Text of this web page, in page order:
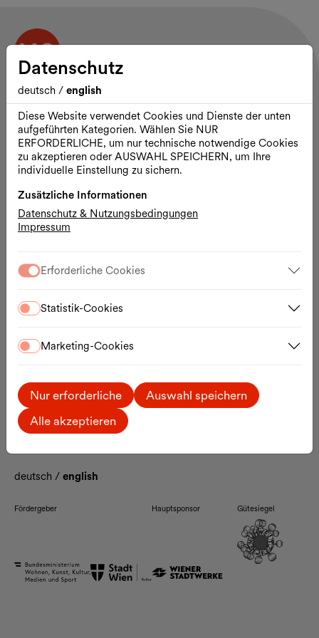
Datenschutz
deutsch / english
Diese Website verwendet Cookies und Dienste der unten
aufgeführten Kategorien. Wählen Sie NUR
ERFORDERLICHE, um nur technische notwendige Cookies
zu akzeptieren oder AUSWAHL SPEICHERN, um Ihre
individuelle Einstellung zu sichern.
Zusätzliche Informationen
Datenschutz & Nutzungsbedingungen
Impressum
Erforderliche Cookies
Statistik-Cookies
Marketing-Cookies
Nur erforderliche
Auswahl speichern
Alle akzeptieren
Kontakt und Öffnungszeiten
MuseumsQuartier Wien
Museumsplatz 1
1070 Wien
Das Areal des MQ ist durchgehend geöffnet.
MQ Tickets & Shop:
täglich 10:00 – 19:00 Uhr
Ausstellungs- & Spielorte
Presse
Das MQ
Enzis
Jobs
Ticketinformationen
Anreise
Barrierefreiheit
deutsch / english
Fördergeber Hauptsponsor Gütesiegel